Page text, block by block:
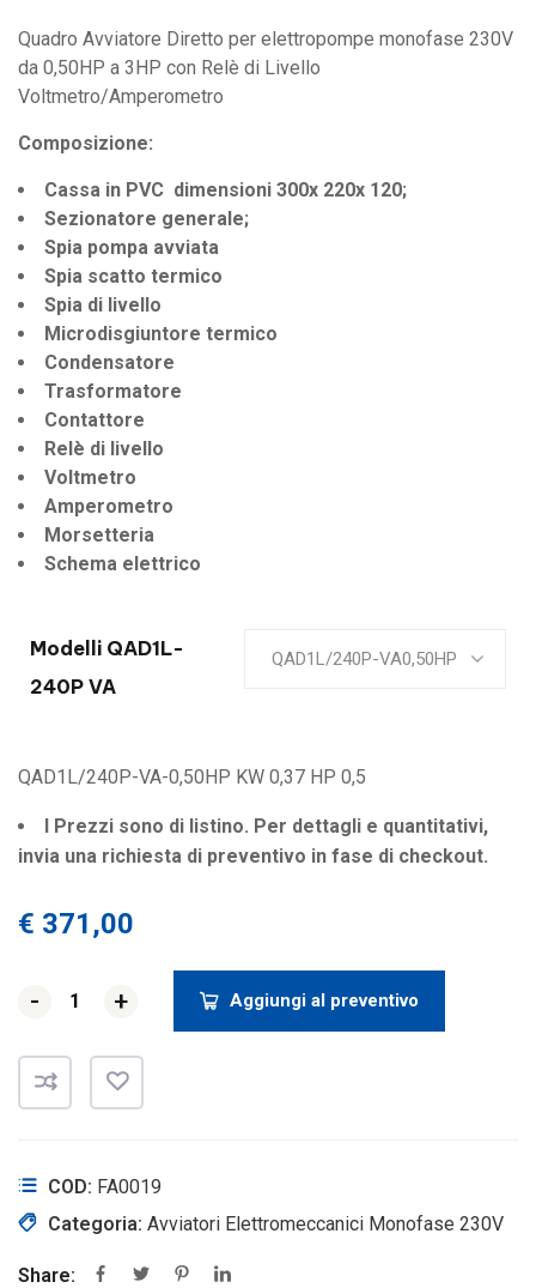
Quadro Avviatore Diretto per elettropompe monofase 230V
da 0,50HP a 3HP con Relè di Livello
Voltmetro/Amperometro
Composizione:
Cassa in PVC dimensioni 300x 220x 120;
Sezionatore generale;
Spia pompa avviata
Spia scatto termico
Spia di livello
Microdisgiuntore termico
Condensatore
Trasformatore
Contattore
Relè di livello
Voltmetro
Amperometro
Morsetteria
Schema elettrico
Modelli QAD1L-
240P VA
QAD1L/240P-VA0,50HP
QAD1L/240P-VA-0,50HP KW 0,37 HP 0,5
I Prezzi sono di listino. Per dettagli e quantitativi,
invia una richiesta di preventivo in fase di checkout.
€ 371,00
- +
- + Aggiungi al preventivo
COD: FA0019
Categoria: Avviatori Elettromeccanici Monofase 230V
Share: